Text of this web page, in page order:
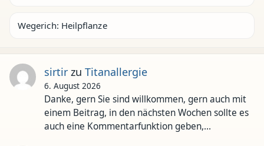
Wegerich: Heilpflanze
sirtirzu Titanallergie
6. August 2026
Danke, gern Sie sind willkommen, gern auch mit
einem Beitrag, in den nächsten Wochen sollte es
auch eine Kommentarfunktion geben,…